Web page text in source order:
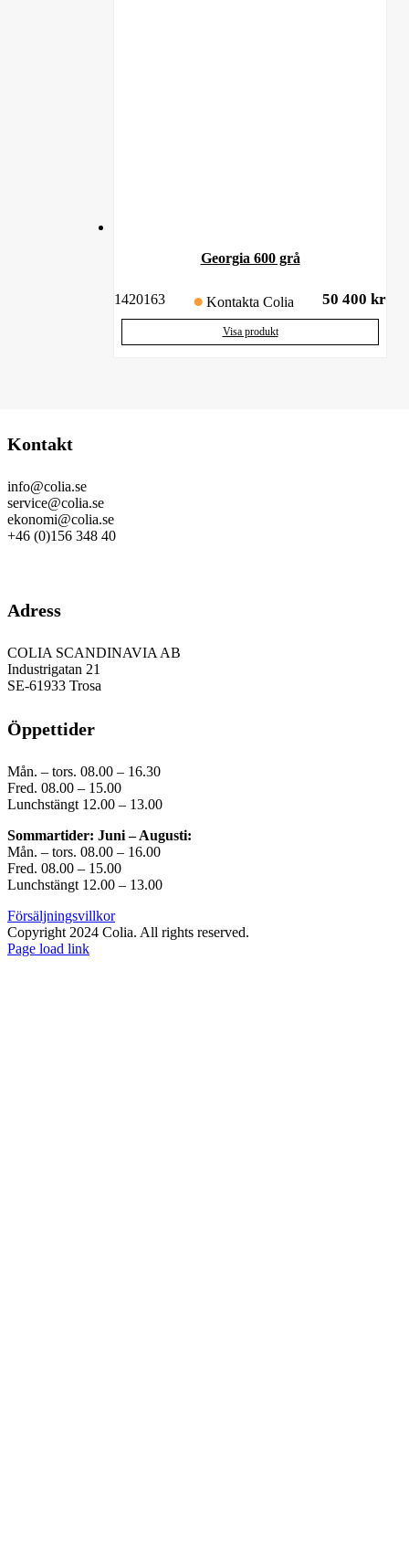
Georgia 600 grå
1420163 Kontakta Colia 50 400 kr
Visa produkt
Kontakt
info@colia.se
service@colia.se
ekonomi@colia.se
+46 (0)156 348 40
Adress
COLIA SCANDINAVIA AB
Industrigatan 21
SE-61933 Trosa
Öppettider
Mån. – tors. 08.00 – 16.30
Fred. 08.00 – 15.00
Lunchstängt 12.00 – 13.00
Sommartider: Juni – Augusti:
Mån. – tors. 08.00 – 16.00
Fred. 08.00 – 15.00
Lunchstängt 12.00 – 13.00
Försäljningsvillkor
Copyright 2024 Colia. All rights reserved.
Page load link